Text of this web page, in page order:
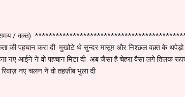
/ वक़्त)
की पहचान करा दी मुखोटे थे सुन्दर मासूम और निश्छल वक़्त के
नए आईने ने वो पहचान मिटा दी अब जैसा है चेहरा वैसा लगे तिलक
रिवाज़ नए चलन ने वो तहज़ीब भुला दी